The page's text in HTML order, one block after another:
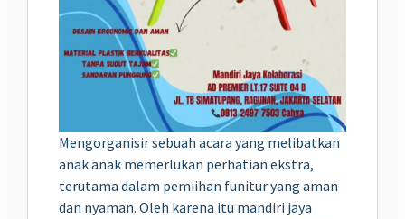
Mengorganisir sebuah acara yang melibatkan
anak anak memerlukan perhatian ekstra,
terutama dalam pemiihan funitur yang aman
dan nyaman. Oleh karena itu mandiri jaya